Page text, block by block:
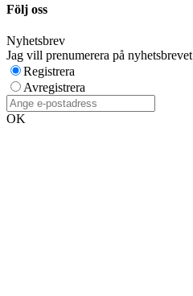
Följ oss
Nyhetsbrev
Jag vill prenumerera på nyhetsbrevet
Registrera
Avregistrera
OK